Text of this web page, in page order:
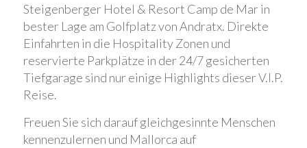
Steigenberger Hotel & Resort Camp de Mar in
bester Lage am Golfplatz von Andratx. Direkte
Einfahrten in die Hospitality Zonen und
reservierte Parkplätze in der 24/7 gesicherten
Tiefgarage sind nur einige Highlights dieser V.I.P.
Reise.
Freuen Sie sich darauf gleichgesinnte Menschen
kennenzulernen und Mallorca auf